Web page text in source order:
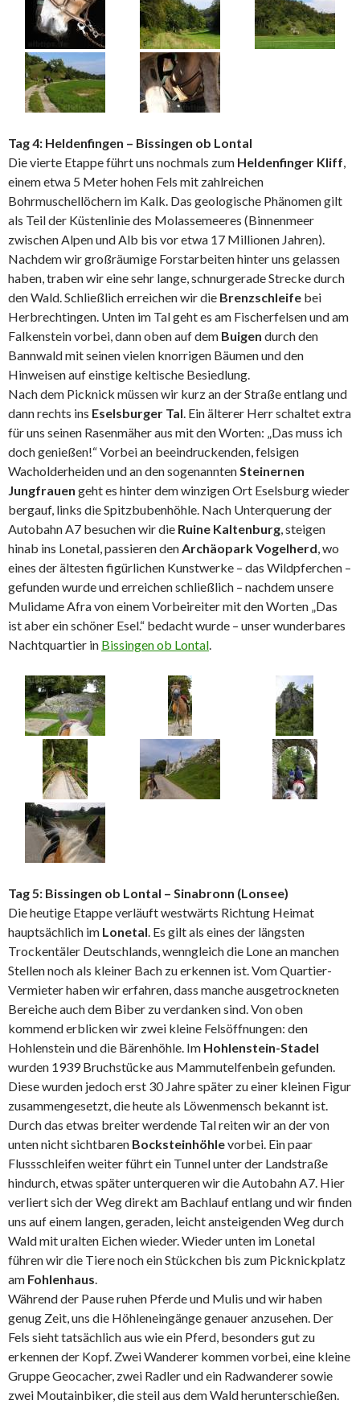
Tag 4: Heldenfingen – Bissingen ob Lontal
Die vierte Etappe führt uns nochmals zum Heldenfinger Kliff,
einem etwa 5 Meter hohen Fels mit zahlreichen
Bohrmuschellöchern im Kalk. Das geologische Phänomen gilt
als Teil der Küstenlinie des Molassemeeres (Binnenmeer
zwischen Alpen und Alb bis vor etwa 17 Millionen Jahren).
Nachdem wir großräumige Forstarbeiten hinter uns gelassen
haben, traben wir eine sehr lange, schnurgerade Strecke durch
den Wald. Schließlich erreichen wir die Brenzschleife bei
Herbrechtingen. Unten im Tal geht es am Fischerfelsen und am
Falkenstein vorbei, dann oben auf dem Buigen durch den
Bannwald mit seinen vielen knorrigen Bäumen und den
Hinweisen auf einstige keltische Besiedlung.
Nach dem Picknick müssen wir kurz an der Straße entlang und
dann rechts ins Eselsburger Tal. Ein älterer Herr schaltet extra
für uns seinen Rasenmäher aus mit den Worten: „Das muss ich
doch genießen!“ Vorbei an beeindruckenden, felsigen
Wacholderheiden und an den sogenanntenSteinernen
Jungfrauen geht es hinter dem winzigen Ort Eselsburg wieder
bergauf, links die Spitzbubenhöhle. Nach Unterquerung der
Autobahn A7 besuchen wir die Ruine Kaltenburg, steigen
hinab ins Lonetal, passieren denArchäopark Vogelherd, wo
eines der ältesten figürlichen Kunstwerke – das Wildpferchen –
gefunden wurde und erreichen schließlich – nachdem unsere
Mulidame Afra von einem Vorbeireiter mit den Worten „Das
ist aber ein schöner Esel.“ bedacht wurde – unser wunderbares
Nachtquartier in Bissingen ob Lontal.
Tag 5: Bissingen ob Lontal – Sinabronn (Lonsee)
Die heutige Etappe verläuft westwärts Richtung Heimat
hauptsächlich im Lonetal. Es gilt als eines der längsten
Trockentäler Deutschlands, wenngleich die Lone an manchen
Stellen noch als kleiner Bach zu erkennen ist. Vom Quartier-
Vermieter haben wir erfahren, dass manche ausgetrockneten
Bereiche auch dem Biber zu verdanken sind. Von oben
kommend erblicken wir zwei kleine Felsöffnungen: den
Hohlenstein und die Bärenhöhle. Im Hohlenstein-Stadel
wurden 1939 Bruchstücke aus Mammutelfenbein gefunden.
Diese wurden jedoch erst 30 Jahre später zu einer kleinen Figur
zusammengesetzt, die heute als Löwenmensch bekannt ist.
Durch das etwas breiter werdende Tal reiten wir an der von
unten nicht sichtbaren Bocksteinhöhlevorbei. Ein paar
Flussschleifen weiter führt ein Tunnel unter der Landstraße
hindurch, etwas später unterqueren wir die Autobahn A7. Hier
verliert sich der Weg direkt am Bachlauf entlang und wir finden
uns auf einem langen, geraden, leicht ansteigenden Weg durch
Wald mit uralten Eichen wieder. Wieder unten im Lonetal
führen wir die Tiere noch ein Stückchen bis zum Picknickplatz
am Fohlenhaus.
Während der Pause ruhen Pferde und Mulis und wir haben
genug Zeit, uns die Höhleneingänge genauer anzusehen. Der
Fels sieht tatsächlich aus wie ein Pferd, besonders gut zu
erkennen der Kopf. Zwei Wanderer kommen vorbei, eine kleine
Gruppe Geocacher, zwei Radler und ein Radwanderer sowie
zwei Moutainbiker, die steil aus dem Wald herunterschießen.